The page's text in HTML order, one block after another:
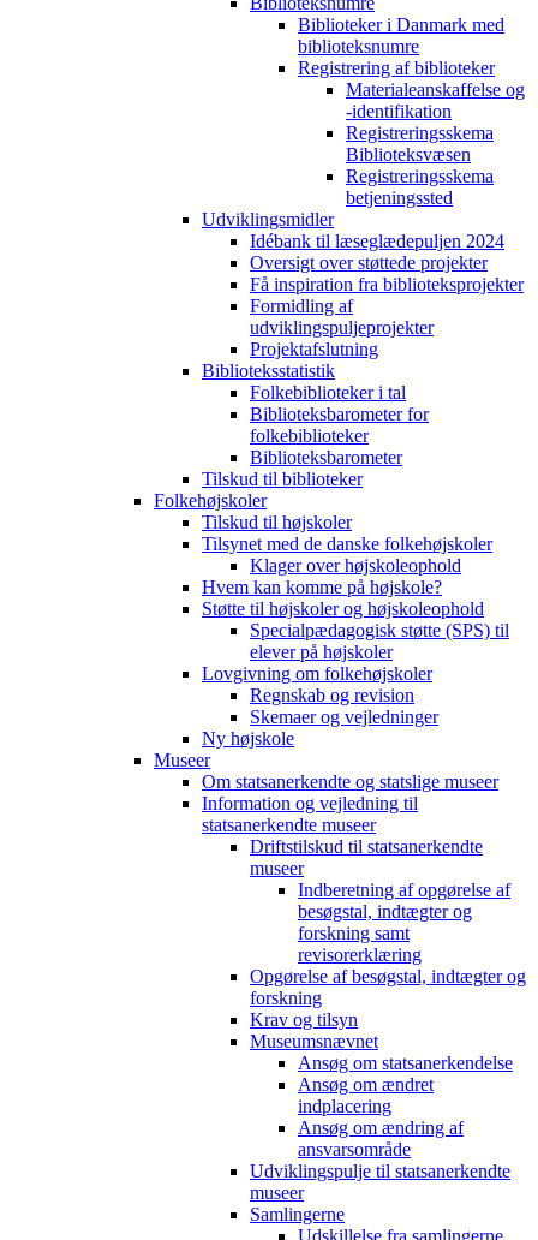
Biblioteker i Danmark med
biblioteksnumre
Registrering af biblioteker
Materialeanskaffelse og
-identifikation
Registreringsskema
Biblioteksvæsen
Registreringsskema
betjeningssted
Udviklingsmidler
Idébank til læseglædepuljen 2024
Oversigt over støttede projekter
Få inspiration fra biblioteksprojekter
Formidling af
udviklingspuljeprojekter
Projektafslutning
Biblioteksstatistik
Folkebiblioteker i tal
Biblioteksbarometer for
folkebiblioteker
Biblioteksbarometer
Tilskud til biblioteker
Folkehøjskoler
Tilskud til højskoler
Tilsynet med de danske folkehøjskoler
Klager over højskoleophold
Hvem kan komme på højskole?
Støtte til højskoler og højskoleophold
Specialpædagogisk støtte (SPS) til
elever på højskoler
Lovgivning om folkehøjskoler
Regnskab og revision
Skemaer og vejledninger
Ny højskole
Museer
Om statsanerkendte og statslige museer
Information og vejledning til
statsanerkendte museer
Driftstilskud til statsanerkendte
museer
Indberetning af opgørelse af
besøgstal, indtægter og
forskning samt
revisorerklæring
Opgørelse af besøgstal, indtægter og
forskning
Krav og tilsyn
Museumsnævnet
Ansøg om statsanerkendelse
Ansøg om ændret
indplacering
Ansøg om ændring af
ansvarsområde
Udviklingspulje til statsanerkendte
museer
Samlingerne
Udskillelse fra samlingerne